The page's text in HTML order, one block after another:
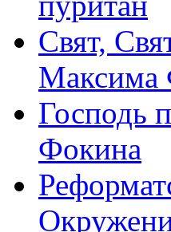
Свят,
Максима
Господь
Фокина